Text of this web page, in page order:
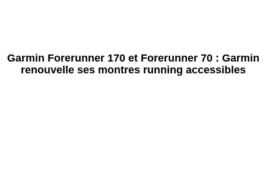
Garmin Forerunner 170 et Forerunner 70 : Garmin
renouvelle ses montres running accessibles